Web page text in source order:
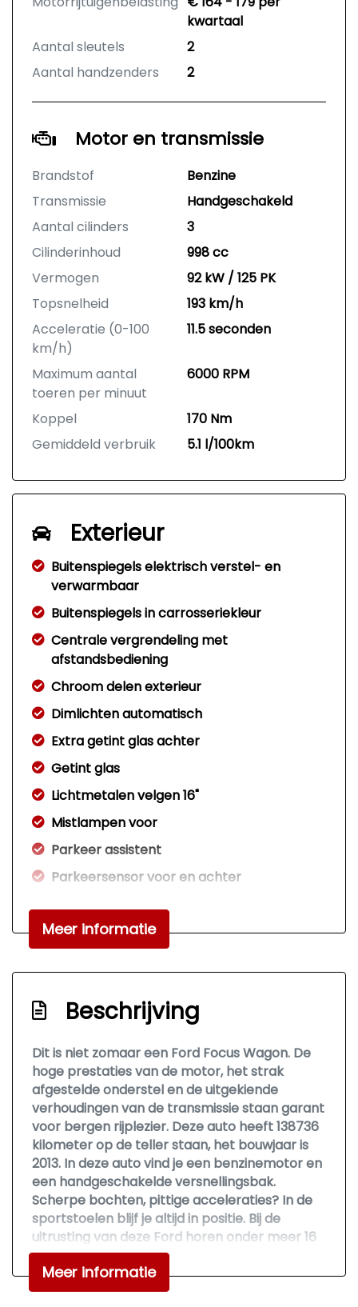
kwartaal
Aantal sleutels
2
Aantal handzenders
2
Motor en transmissie
Brandstof
Benzine
Transmissie
Handgeschakeld
Aantal cilinders
3
Cilinderinhoud
998 cc
Vermogen
92 kW / 125 PK
Topsnelheid
193 km/h
Acceleratie (0-100
km/h)
11.5 seconden
Maximum aantal
toeren per minuut
6000 RPM
Koppel
170 Nm
Gemiddeld verbruik
5.1 l/100km
Exterieur
Buitenspiegels elektrisch verstel- en
verwarmbaar
Buitenspiegels in carrosseriekleur
Centrale vergrendeling met
afstandsbediening
Chroom delen exterieur
Dimlichten automatisch
Extra getint glas achter
Getint glas
Lichtmetalen velgen 16"
Mistlampen voor
Parkeer assistent
Parkeersensor voor en achter
verwarmbaar
Verwarmde voorruit
Airco automatisch
Armsteun voor
Bestuurdersstoel in hoogte verstelbaar
Binnenspiegel automatisch dimmend
Elektrische ramen achter
Elektrische ramen voor
Elektrische ramen voor en achter
Lederen versnellingspook
Lendesteun(en) verstelbaar
Sportstoelen
Stuur leder
Meer informatie
Beschrijving
Dit is niet zomaar een Ford Focus Wagon. De
hoge prestaties van de motor, het strak
afgestelde onderstel en de uitgekiende
verhoudingen van de transmissie staan garant
voor bergen rijplezier. Deze auto heeft 138736
kilometer op de teller staan, het bouwjaar is
2013. In deze auto vind je een benzinemotor en
een handgeschakelde versnellingsbak.
Scherpe bochten, pittige acceleraties? In de
sportstoelen blijf je altijd in positie. Bij de
uitrusting van deze Ford horen onder meer 16
inch lichtmetalen velgen, donker getint glas
achter, elektrisch verstelde en verwarmde
buitenspiegels, verstelbare lendensteunen,
Meer informatie